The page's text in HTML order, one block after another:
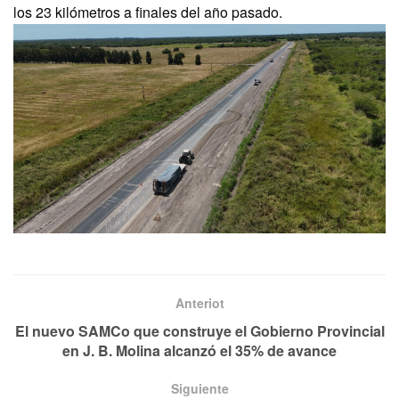
los 23 kilómetros a finales del año pasado.
Anteriot
El nuevo SAMCo que construye el Gobierno Provincial
en J. B. Molina alcanzó el 35% de avance
Siguiente